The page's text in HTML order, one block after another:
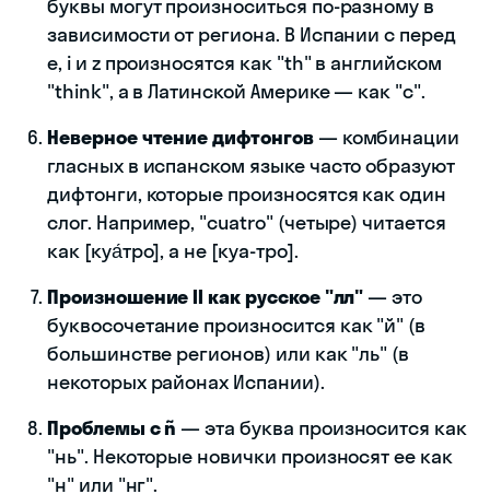
буквы могут произноситься по-разному в
зависимости от региона. В Испании c перед
e, i и z произносятся как "th" в английском
"think", а в Латинской Америке — как "с".
Неверное чтение дифтонгов— комбинации
гласных в испанском языке часто образуют
дифтонги, которые произносятся как один
слог. Например, "cuatro" (четыре) читается
как [куа́тро], а не [куа-тро].
Произношение ll как русское "лл"— это
буквосочетание произносится как "й" (в
большинстве регионов) или как "ль" (в
некоторых районах Испании).
Проблемы с ñ — эта буква произносится как
"нь". Некоторые новички произносят ее как
"н" или "нг".